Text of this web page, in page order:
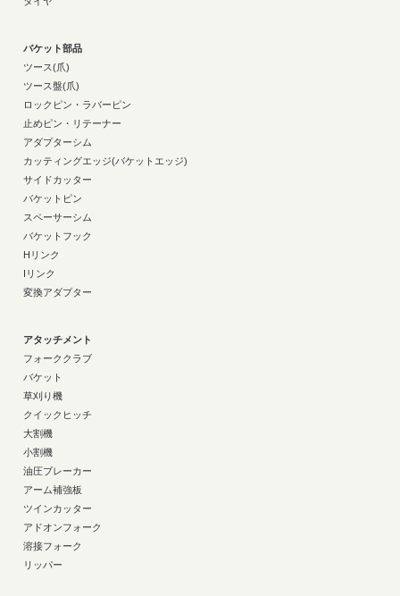
バケット部品
ツース(爪)
ツース盤(爪)
ロックピン・ラバーピン
止めピン・リテーナー
アダプターシム
カッティングエッジ(バケットエッジ)
サイドカッター
バケットピン
スペーサーシム
バケットフック
Hリンク
Iリンク
変換アダプター
アタッチメント
フォーククラブ
バケット
草刈り機
クイックヒッチ
大割機
小割機
油圧ブレーカー
アーム補強板
ツインカッター
アドオンフォーク
溶接フォーク
リッパー